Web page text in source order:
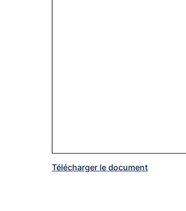
Télécharger le document